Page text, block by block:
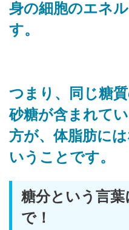
身の細胞のエネ
す。
つまり、同じ糖質
砂糖が含まれて
方が、体脂肪に
いうことです。
糖分という言
で！